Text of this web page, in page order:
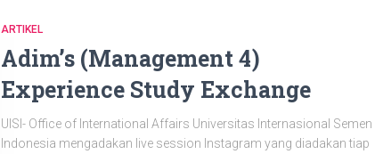
ARTIKEL
Adim’s (Management 4)
Experience Study Exchange
UISI- Office of International Affairs Universitas Internasional Semen
Indonesia mengadakan live session Instagram yang diadakan tiap